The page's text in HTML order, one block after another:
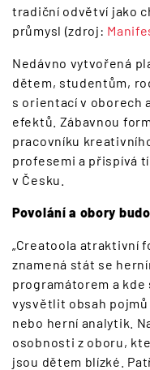
tradiční odvětví jako
průmysl (zdroj:
Nedávno vytvořená
dětem, studentům,
s orientací v oborech
efektů. Zábavnou
pracovníku
profesemi a přispívá
v Česku.
Povolání a obory
„Creatoola atraktivní
znamená stát se
programátorem a
vysvětlit obsah pojmů
nebo herní analytik.
osobnosti z oboru,
jsou dětem blízké.